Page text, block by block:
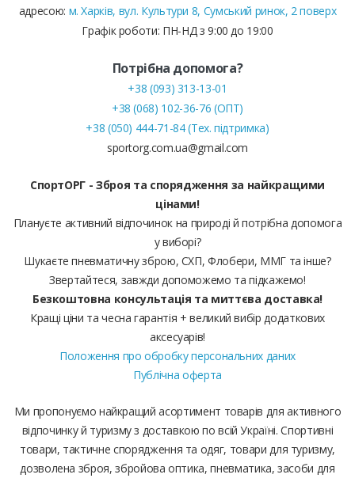
адресою: м. Харків, вул. Культури 8, Сумський ринок, 2 поверх
Графік роботи: ПН-НД з 9:00 до 19:00
Потрібна допомога?
+38 (093) 313-13-01
+38 (068) 102-36-76 (ОПТ)
+38 (050) 444-71-84 (Тех. підтримка)
sportorg.com.ua@gmail.com
СпортОРГ - Зброя та спорядження за найкращими
цінами!
Плануєте активний відпочинок на природі й потрібна допомога
у виборі?
Шукаєте пневматичну зброю, СХП, Флобери, ММГ та інше?
Звертайтеся, завжди допоможемо та підкажемо!
Безкоштовна консультація та миттєва доставка!
Кращі ціни та чесна гарантія + великий вибір додаткових
аксесуарів!
Положення про обробку персональних даних
Публічна оферта
Ми пропонуємо найкращий асортимент товарів для активного
відпочинку й туризму з доставкою по всій Україні. Спортивні
товари, тактичне спорядження та одяг, товари для туризму,
дозволена зброя, збройова оптика, пневматика, засоби для